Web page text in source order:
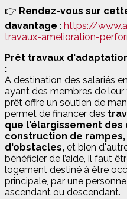
👉 Rendez-vous sur
davantage : https://
travaux-amelioration-
Prêt travaux
:
A destination des salariés
ayant des membres de
prêt offre un soutien de
permet de financer des
que l'élargissement des
construction de
d'obstacles, et bien
bénéficier de l’aide, il faut
logement destiné à être
principale, par une
ascendant ou descendant.